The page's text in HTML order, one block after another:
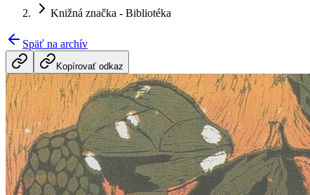
Knižná značka - Bibliotéka
Späť na archív
Kopírovať odkaz